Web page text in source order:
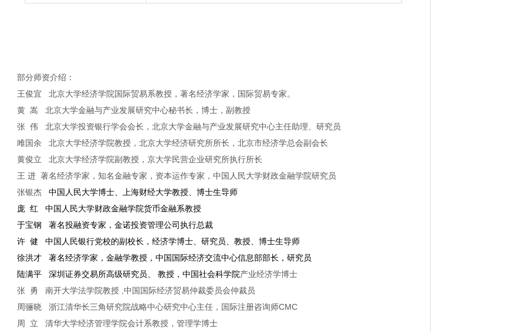
部分师资介绍：
王俊宜 北京大学经济学院国际贸易系教授，著名经济学家，国际贸易专家。
黄 嵩 北京大学金融与产业发展研究中心秘书长，博士，副教授
张 伟 北京大学投资银行学会会长，北京大学金融与产业发展研究中心主任助理、研究员
雎国余 北京大学经济学院教授，北京大学经济研究所所长，北京市经济学总会副会长
黄俊立 北京大学经济学院副教授，京大学民营企业研究所执行所长
王 进 著名经济学家，知名金融专家，资本运作专家，中国人民大学财政金融学院研究员
张银杰
中国人民大学博士、上海财经大学教授、博士生导师
庞 红 中国人民大学财政金融学院货币金融系教授
于宝钢 著名投融资专家，金诺投资管理公司执行总裁
许 健 中国人民银行党校的副校长，经济学博士、研究员、教授、博士生导师
徐洪才 著名经济学家，金融学教授，中国国际经济交流中心信息部部长，研究员
陆满平 深圳证券交易所高级研究员、 教授，中国社会科学院产业经济学博士
张 勇 南开大学法学院教授 ,中国国际经济贸易仲裁委员会仲裁员
周骊晓 浙江清华长三角研究院战略中心研究中心主任，国际注册咨询师CMC
周 立 清华大学经济管理学院会计系教授，管理学博士